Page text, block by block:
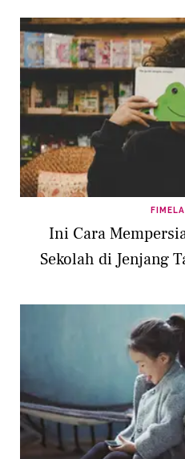
Ini Cara
Sekolah di Jenjang